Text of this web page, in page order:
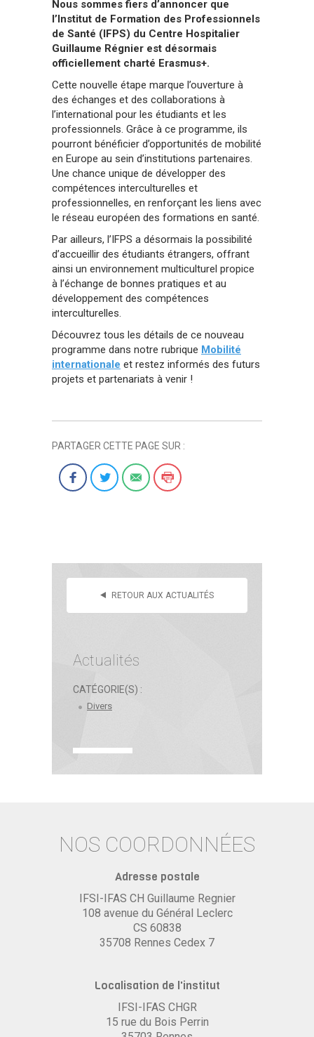
Nous sommes fiers d’annoncer que
l’Institut de Formation des Professionnels
de Santé (IFPS) du Centre Hospitalier
Guillaume Régnier est désormais
officiellement charté Erasmus+.
Cette nouvelle étape marque l’ouverture à
des échanges et des collaborations à
l’international pour les étudiants et les
professionnels. Grâce à ce programme, ils
pourront bénéficier d’opportunités de mobilité
en Europe au sein d’institutions partenaires.
Une chance unique de développer des
compétences interculturelles et
professionnelles, en renforçant les liens avec
le réseau européen des formations en santé.
Par ailleurs, l’IFPS a désormais la possibilité
d’accueillir des étudiants étrangers, offrant
ainsi un environnement multiculturel propice
à l’échange de bonnes pratiques et au
développement des compétences
interculturelles.
Découvrez tous les détails de ce nouveau
programme dans notre rubrique Mobilité
internationale et restez informés des futurs
projets et partenariats à venir !
PARTAGER CETTE PAGE SUR :
RETOUR AUX ACTUALITÉS
Actualités
CATÉGORIE(S) :
Divers
NOS COORDONNÉES
Adresse postale
IFSI-IFAS CH Guillaume Regnier
108 avenue du Général Leclerc
CS 60838
35708 Rennes Cedex 7
Localisation de l'institut
IFSI-IFAS CHGR
15 rue du Bois Perrin